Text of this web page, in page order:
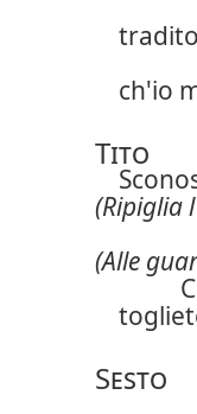
ch'io
Tito
(Ripiglia
(Alle
Sesto